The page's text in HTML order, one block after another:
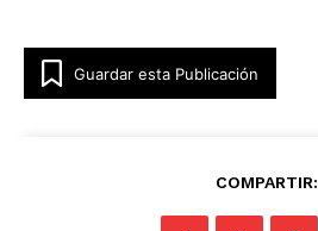
Guardar esta Publicación
COMPARTIR: